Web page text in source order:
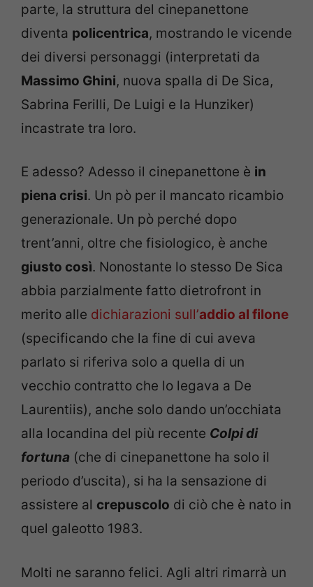
parte, la struttura del cinepanettone
diventa policentrica, mostrando le vicende
dei diversi personaggi (interpretati da
Massimo Ghini, nuova spalla di De Sica,
Sabrina Ferilli, De Luigi e la Hunziker)
incastrate tra loro.
E adesso? Adesso il cinepanettone è in
piena crisi. Un pò per il mancato ricambio
generazionale. Un pò perché dopo
trent’anni, oltre che fisiologico, è anche
giusto così. Nonostante lo stesso De Sica
abbia parzialmente fatto dietrofront in
merito alle dichiarazioni sull’addio al filone
(specificando che la fine di cui aveva
parlato si riferiva solo a quella di un
vecchio contratto che lo legava a De
Laurentiis), anche solo dando un’occhiata
alla locandina del più recente Colpi di
fortuna (che di cinepanettone ha solo il
periodo d’uscita), si ha la sensazione di
assistere al crepuscolo di ciò che è nato in
quel galeotto 1983.
Molti ne saranno felici. Agli altri rimarrà un